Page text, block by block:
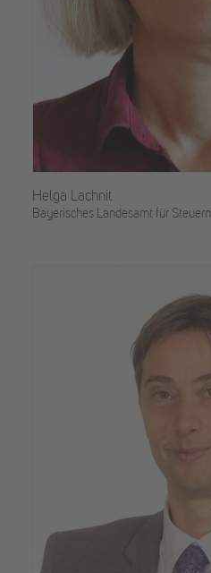
Helga Lachnit
Bayerisches Landesamt für Steuern